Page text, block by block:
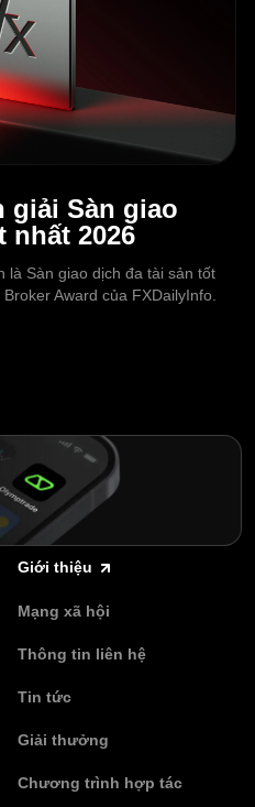
giải Sàn giao
nhất 2026
là Sàn giao dịch đa tài sản tốt
Award của FXDailyInfo.
Giới thiệu
Mạng xã hội
Thông tin liên hệ
Tin tức
Giải thưởng
Chương trình hợp tác